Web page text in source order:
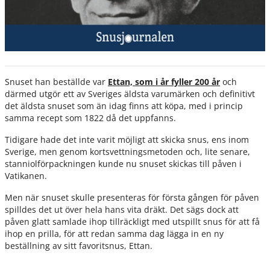
Snuset han beställde var Ettan, som i år fyller 200 år och
därmed utgör ett av Sveriges äldsta varumärken och definitivt
det äldsta snuset som än idag finns att köpa, med i princip
samma recept som 1822 då det uppfanns.
Tidigare hade det inte varit möjligt att skicka snus, ens inom
Sverige, men genom kortsvettningsmetoden och, lite senare,
stanniolförpackningen kunde nu snuset skickas till påven i
Vatikanen.
Men när snuset skulle presenteras för första gången för påven
spilldes det ut över hela hans vita dräkt. Det sägs dock att
påven glatt samlade ihop tillräckligt med utspillt snus för att få
ihop en prilla, för att redan samma dag lägga in en ny
beställning av sitt favoritsnus, Ettan.